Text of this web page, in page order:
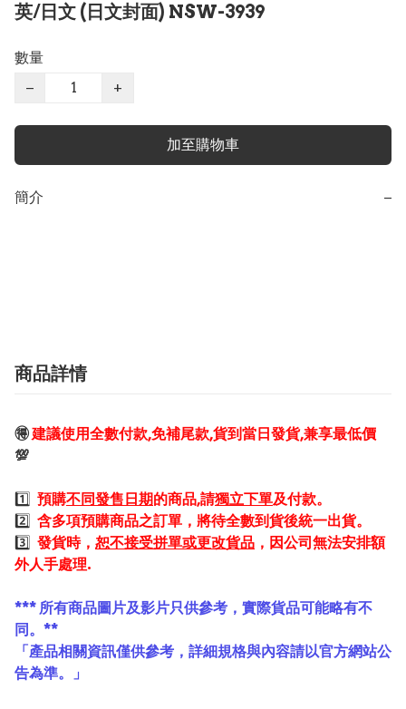
英/日文 (日文封面) NSW-3939
數量
−
+
加至購物車
簡介 −
商品詳情
🉐建議使用全數付款,免補尾款,貨到當日發貨,兼享最低價
💯
1️⃣ 預購不同發售日期的商品,請獨立下單及付款。
2️⃣ 含多項預購商品之訂單，將待全數到貨後統一出貨。
3️⃣ 發貨時， 恕不接受拼單或更改貨品 ，因公司無法安排額
外人手處理.
*** 所有商品圖片及影片只供參考，實際貨品可能略有不
同。**
「產品相關資訊僅供參考，詳細規格與內容請以官方網站公
告為準。」